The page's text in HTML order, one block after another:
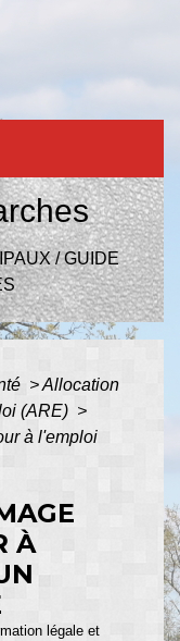
/GUIDE
>Allocation
(ARE) >
à l'emploi
À
légale et